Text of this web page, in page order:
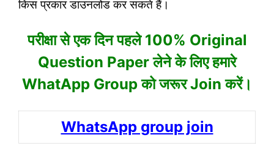
किस प्रकार डाउनलोड कर सकते हैं।
परीक्षा से एक दिन पहले 100% Original
Question Paper लेने के लिए हमारे
WhatApp Group को जरूर Join करें।
WhatsApp group join